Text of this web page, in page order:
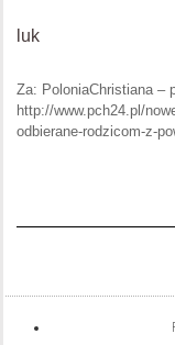
luk
Za: PoloniaChristiana –
http://www.pch24.pl/
odbierane-rodzicom-z-